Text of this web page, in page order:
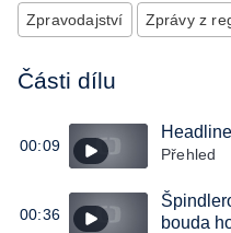
Zpravodajství Zprávy z
Části dílu
00:09 Přehled
00:36
bouda